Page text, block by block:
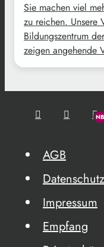
Sie machen viel
zu reichen. Unsere
Bildungszentrum
zeigen angehende
AGB
Datenschutz
Impressum
Empfang